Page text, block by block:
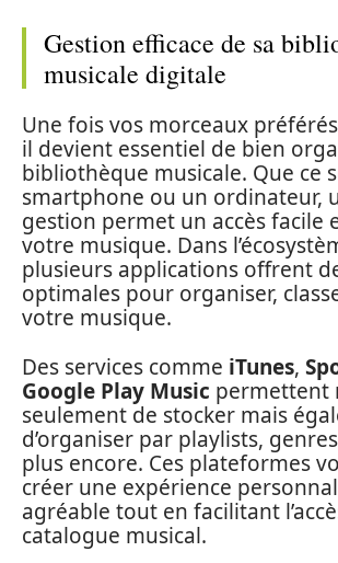
Gestion efficace de sa
musicale digitale
Une fois vos morceaux
il devient essentiel de bien
bibliothèque musicale. Que ce
smartphone ou un ordinateur,
gestion permet un accès facile
votre musique. Dans
plusieurs applications offrent
optimales pour organiser,
votre musique.
Des services comme iTunes,
Google Play Music permettent
seulement de stocker mais
d’organiser par playlists,
plus encore. Ces plateformes
créer une expérience
agréable tout en facilitant
catalogue musical.